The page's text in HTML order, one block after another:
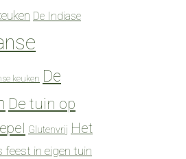
De Indiase
keuken De
De tuin op
Glutenvrij Het
feest in eigen tuin